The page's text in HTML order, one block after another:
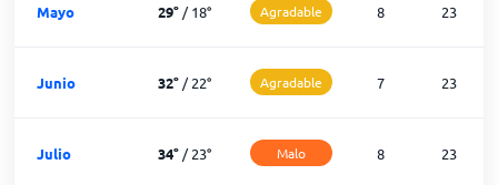
Mayo 29° /18° Agradable 8 23
Junio 32° /22° Agradable 7 23
Julio 34° /23° Malo 8 23